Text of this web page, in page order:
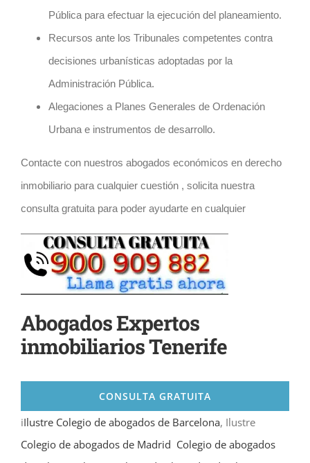
Pública para efectuar la ejecución del planeamiento.
Recursos ante los Tribunales competentes contra
decisiones urbanísticas adoptadas por la
Administración Pública.
Alegaciones a Planes Generales de Ordenación
Urbana e instrumentos de desarrollo.
Contacte con nuestros abogados económicos en derecho
inmobiliario para cualquier cuestión , solicita nuestra
consulta gratuita para poder ayudarte en cualquier
Abogados Expertos
inmobiliarios Tenerife
CONSULTA GRATUITA
iIlustre Colegio de abogados de Barcelona, Ilustre
Colegio de abogados de Madrid Colegio de abogados